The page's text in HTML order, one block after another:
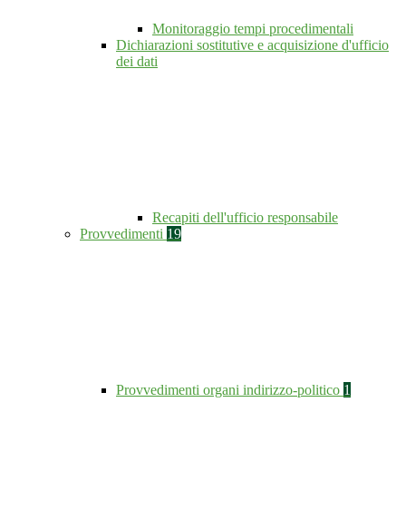
Monitoraggio tempi procedimentali
Dichiarazioni sostitutive e acquisizione d'ufficio
dei dati
Recapiti dell'ufficio responsabile
Provvedimenti 19
Provvedimenti organi indirizzo-politico 1